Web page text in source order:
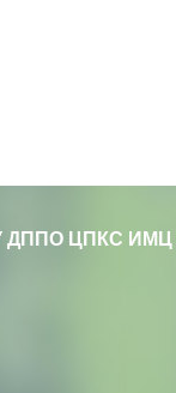
ДППО ЦПКС ИМЦ